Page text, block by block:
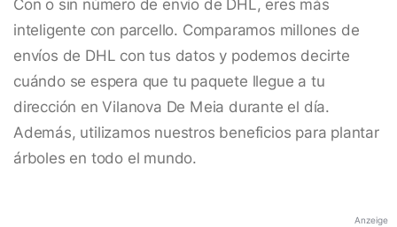
Con o sin número de envío de DHL, eres más
inteligente con parcello. Comparamos millones de
envíos de DHL con tus datos y podemos decirte
cuándo se espera que tu paquete llegue a tu
dirección en Vilanova De Meia durante el día.
Además, utilizamos nuestros beneficios para plantar
árboles en todo el mundo.
Anzeige